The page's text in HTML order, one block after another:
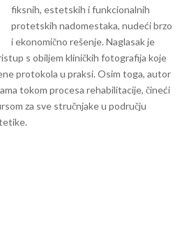
fiksnih, estetskih i funkcionalnih
protetskih nadomestaka, nudeći brzo
i ekonomično rešenje. Naglasak je
s obiljem kliničkih fotografija koje
protokola u praksi. Osim toga, autor
tokom procesa rehabilitacije, čineći
za sve stručnjake u području